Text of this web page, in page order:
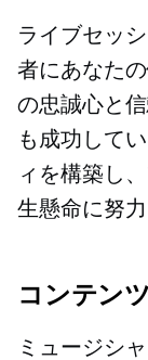
ライブセッ
者にあなた
の忠誠心と
も成功して
ィを構築し
生懸命に努力
コンテン
ミュージシ